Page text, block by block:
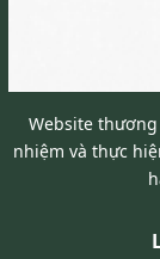
Website
nhiệm và thực